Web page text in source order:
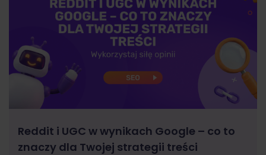
Reddit i UGC w wynikach Google – co to
znaczy dla Twojej strategii treści